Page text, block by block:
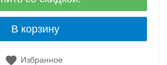
В корзину
Избранное